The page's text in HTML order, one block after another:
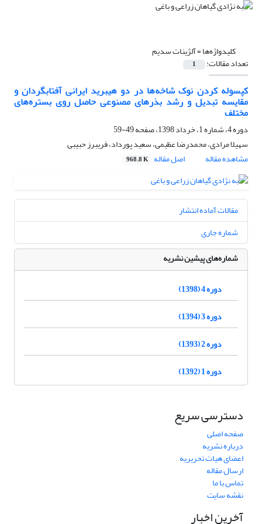
کلیدواژه‌ها =آلژینات سدیم
تعداد مقالات: 1
کپسوله کردن نوک شاخه‌ها در دو هیبرید ایرانی آفتابگردان و
مقایسه تبدیل و رشد بذرهای مصنوعی حاصل روی بستره‌های
مختلف
دوره 4، شماره 1، خرداد 1398، صفحه
49-59
سهیلا مرادی، محمدرضا عظیمی، سعید پورداد، فریبرز حبیبی
مشاهده مقاله
اصل مقاله 968.8 K
مقالات آماده انتشار
شماره جاری
شماره‌های پیشین نشریه
دوره 4 (1398)
دوره 3 (1394)
دوره 2 (1393)
دوره 1 (1392)
دسترسی سریع
صفحه اصلی
درباره نشریه
اعضای هیات تحریریه
ارسال مقاله
تماس با ما
نقشه سایت
آخرین اخبار